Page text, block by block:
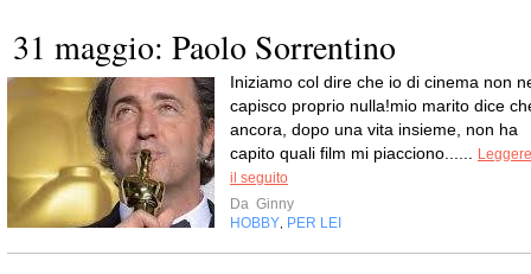
31 maggio: Paolo Sorrentino
Iniziamo col dire che io di cinema non
capisco proprio nulla!mio marito dice
ancora, dopo una vita insieme, non ha
capito quali film mi piacciono......
Leggere
il seguito
Da Ginny
HOBBY PER LEI